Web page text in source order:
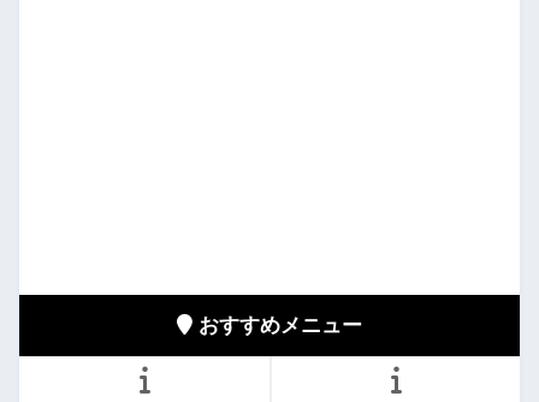
おすすめメニュー